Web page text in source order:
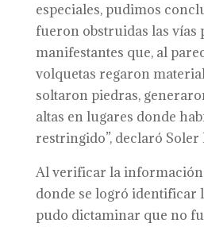
especiales, pudimos
fueron obstruidas las vías
manifestantes que, al
volquetas regaron
soltaron piedras,
altas en lugares donde
restringido”, declaró Soler
Al verificar la información
donde se logró identificar
pudo dictaminar que no